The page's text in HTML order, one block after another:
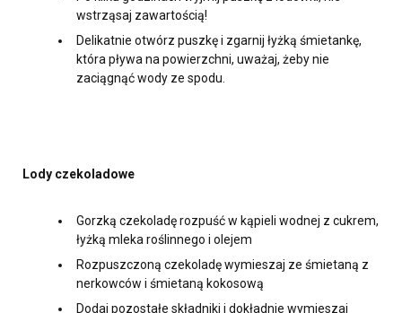
wstrząsaj zawartością!
Delikatnie otwórz puszkę i zgarnij łyżką śmietankę,
która pływa na powierzchni, uważaj, żeby nie
zaciągnąć wody ze spodu.
Lody czekoladowe
Gorzką czekoladę rozpuść w kąpieli wodnej z cukrem,
łyżką mleka roślinnego i olejem
Rozpuszczoną czekoladę wymieszaj ze śmietaną z
nerkowców i śmietaną kokosową
Dodaj pozostałe składniki i dokładnie wymieszaj